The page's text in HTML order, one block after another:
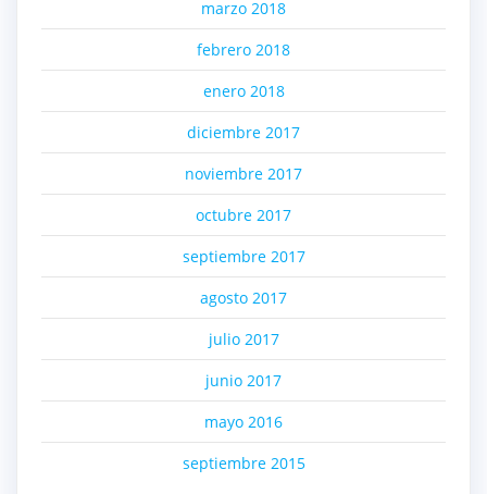
marzo 2018
febrero 2018
enero 2018
diciembre 2017
noviembre 2017
octubre 2017
septiembre 2017
agosto 2017
julio 2017
junio 2017
mayo 2016
septiembre 2015